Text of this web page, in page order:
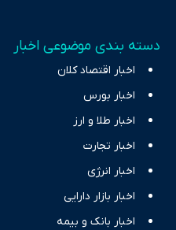
دسته بندی موضوعی اخبار
اخبار اقتصاد کلان
اخبار بورس
اخبار طلا و ارز
اخبار تجارت
اخبار انرژی
اخبار بازار دارایی
اخبار بانک و بیمه